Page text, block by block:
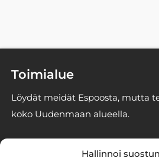
Hallinnoi
Toimialue
Löydät meidät Espoosta, mutta
koko Uudenmaan alueella.